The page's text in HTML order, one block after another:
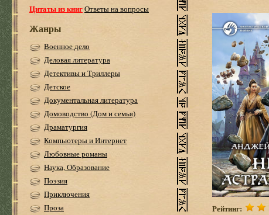
Цитаты из книгОтветы на вопросы
Жанры
Военное дело
Деловая литература
Детективы и Триллеры
Детское
Документальная литература
Домоводство (Дом и семья)
Драматургия
Компьютеры и Интернет
Любовные романы
Наука, Образование
Поэзия
Приключения
Проза
Рейтинг: